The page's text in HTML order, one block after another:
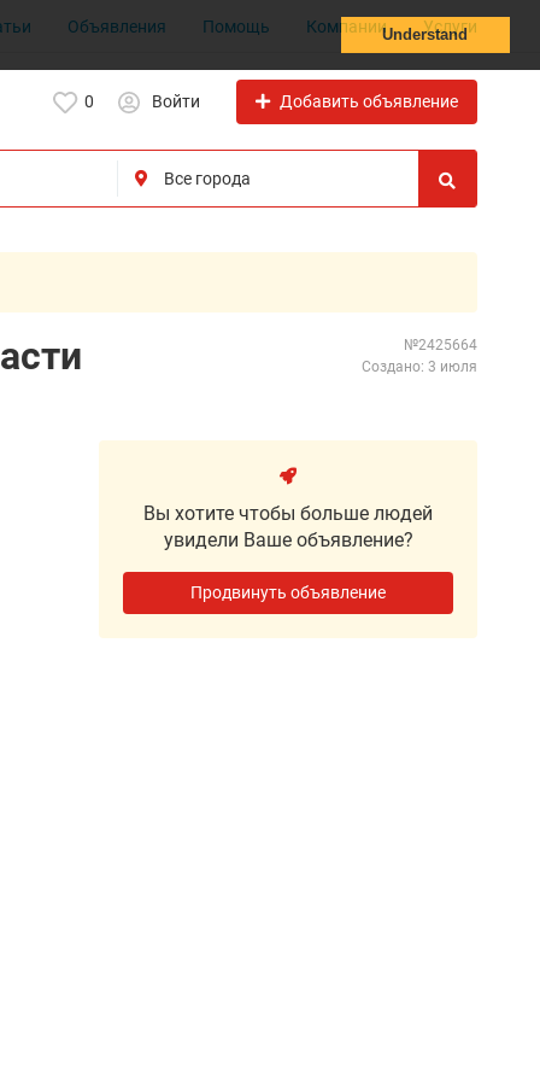
Understand
Объявления Помощь Компании Услуги
0 Войти Добавить объявление
№2425664
Создано: 3 июля
Вы хотите чтобы больше людей
увидели Ваше объявление?
Продвинуть объявление